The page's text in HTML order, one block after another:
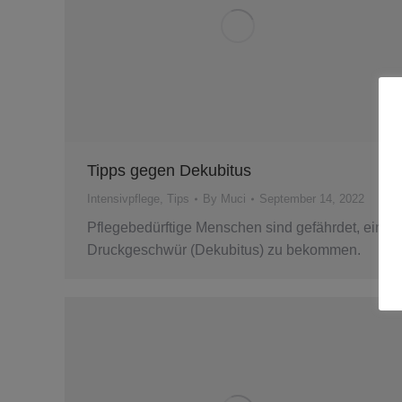
Tipps gegen Dekubitus
Intensivpflege, Tips By Muci September 14, 2022
Pflegebedürftige Menschen sind gefährdet, ein
Druckgeschwür (Dekubitus) zu bekommen.